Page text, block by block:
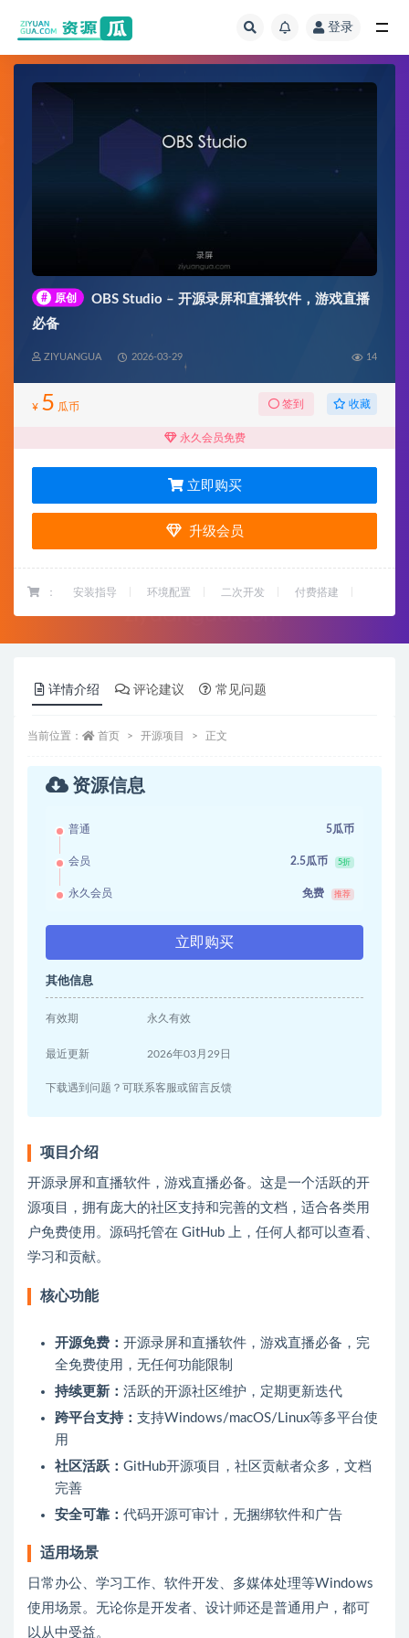
登录
# 原创
OBS Studio – 开源录屏和直播软件，游戏直播
必备
ZIYUANGUA 2026-03-29 14
¥ 5 瓜币 签到 收藏
永久会员免费
立即购买
升级会员
： 安装指导 环境配置 二次开发 付费搭建
详情介绍 评论建议 常见问题
当前位置： 首页 开源项目 正文
资源信息
普通 5瓜币
会员 2.5瓜币 5折
永久会员 免费 推荐
立即购买
其他信息
有效期 永久有效
最近更新 2026年03月29日
下载遇到问题？可联系客服或留言反馈
项目介绍
开源录屏和直播软件，游戏直播必备。这是一个活跃的开
源项目，拥有庞大的社区支持和完善的文档，适合各类用
户免费使用。源码托管在 GitHub 上，任何人都可以查看、
学习和贡献。
核心功能
开源免费： 开源录屏和直播软件，游戏直播必备，完
全免费使用，无任何功能限制
持续更新： 活跃的开源社区维护，定期更新迭代
跨平台支持： 支持Windows/macOS/Linux等多平台使
用
社区活跃： GitHub开源项目，社区贡献者众多，文档
完善
安全可靠： 代码开源可审计，无捆绑软件和广告
适用场景
日常办公、学习工作、软件开发、多媒体处理等Windows
使用场景。无论你是开发者、设计师还是普通用户，都可
以从中受益。